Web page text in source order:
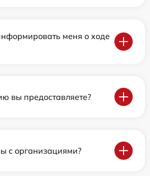
меня о ходе
вы предоставляете?
с организациями?